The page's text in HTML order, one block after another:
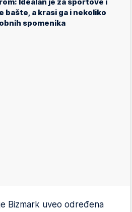
bašte, a krasi ga i nekoliko
spomenika
Bizmark uveo određena